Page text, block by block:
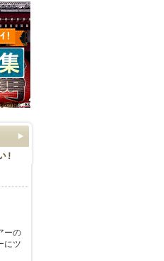
ーの
にツ